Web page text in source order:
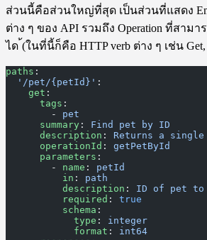
ส่วนนี้คือส่วนใหญ่ที่สุด เป็นส่วนที่แสดง
ต่าง ๆ ของ API รวมถึง Operation ที่สามา
ได ้(ในที่นี้ก็คือ HTTP verb ต่าง ๆ เช่น Get,
paths :
  '/pet/{petId}'
:
    get
:
      tags
:
        -
pet
      summary
: Find pet by ID
      description
: Returns a
      operationId
: getPetById
      parameters
:
        -
name : petId
          in
: path
          description
: ID of pet to
          required
: true
          schema
:
            type
: integer
            format
: int64